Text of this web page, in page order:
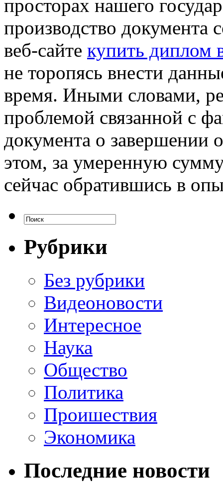
просторах нашего
производство документа
веб-сайте купить диплом
не торопясь внести
время. Иными словами,
проблемой связанной с
документа о завершении
этом, за умеренную
сейчас обратившись в
Рубрики
Без рубрики
Видеоновости
Интересное
Наука
Общество
Политика
Проишествия
Экономика
Последние новости